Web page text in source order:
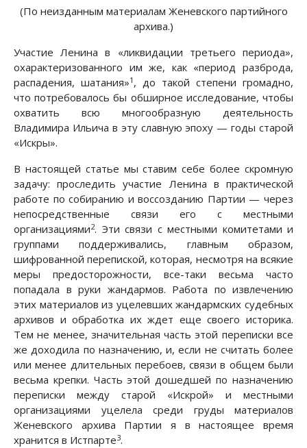
(По неизданным материалам Женевского партийного
архива.)
Участие Ленина в «ликвидации третьего периода»,
охарактеризованного им же, как «период разброда,
распадения, шатания»1 , до такой степени громадно,
что потребовалось бы обширное исследование, чтобы
охватить всю многообразную деятельность
Владимира Ильича в эту славную эпоху — годы старой
«Искры».
В настоящей статье мы ставим себе более скромную
задачу: проследить участие Ленина в практической
работе по собиранию и воссозданию Партии — через
непосредственные связи его с местными
организациями2. Эти связи с местными комитетами и
группами поддерживались, главным образом,
шифрованной перепиской, которая, несмотря на всякие
меры предосторожности, все-таки весьма часто
попадала в руки жандармов. Работа по извлечению
этих материалов из уцелевших жандармских судебных
архивов и обработка их ждет еще своего историка.
Тем не менее, значительная часть этой переписки все
же доходила по назначению, и, если не считать более
или менее длительных перебоев, связи в общем были
весьма крепки. Часть этой дошедшей по назначению
переписки между старой «Искрой» и местными
организациями уцелела среди груды материалов
Женевского архива Партии я в настоящее время
хранится в Истпарте3.